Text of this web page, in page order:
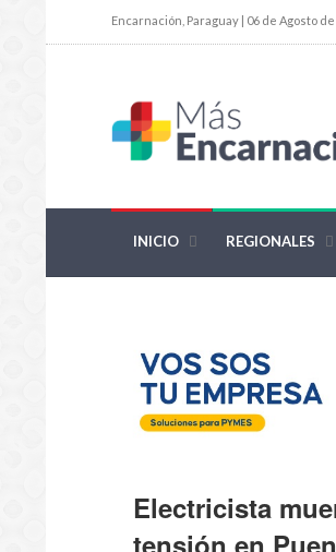
Encarnación, Paraguay | 06 de Agosto de
INICIO REGIONALES
Electricista
tensión en